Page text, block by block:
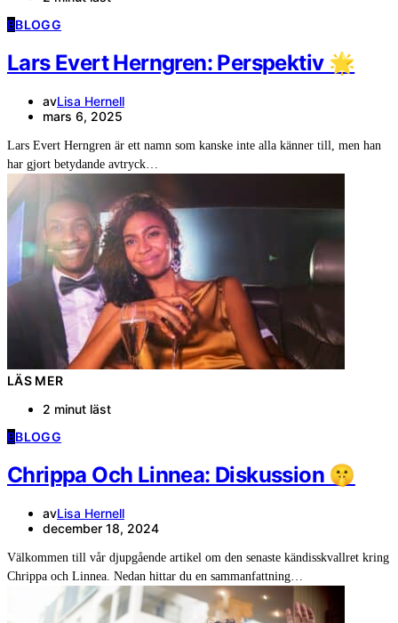
BBLOGG
Lars Evert Herngren: Perspektiv 🌟
avLisa Hernell
mars 6, 2025
Lars Evert Herngren är ett namn som kanske inte alla känner till, men han
har gjort betydande avtryck…
LÄS MER
2 minut läst
BBLOGG
Chrippa Och Linnea: Diskussion 🤫
avLisa Hernell
december 18, 2024
Välkommen till vår djupgående artikel om den senaste kändisskvallret kring
Chrippa och Linnea. Nedan hittar du en sammanfattning…